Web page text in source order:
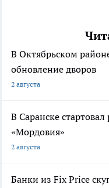
В Октябрьском
обновление дворов
2 августа
В Саранске
«Мордовия»
2 августа
Банки из Fix Price